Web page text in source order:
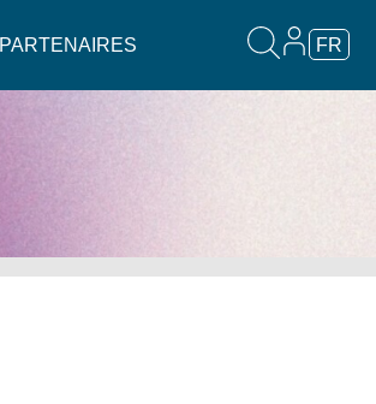
PARTENAIRES FR